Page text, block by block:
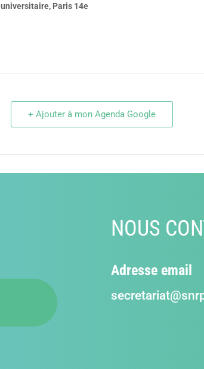
Paris 14e
+ Ajouter à mon Agenda Google
NOUS
Adresse email